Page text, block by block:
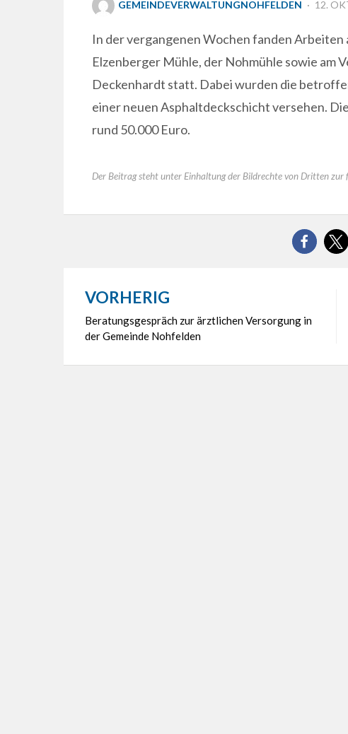
GEMEINDEVERWALTUNGNOHFELDEN 12.
In der vergangenen Wochen fanden Arbeiten
Elzenberger Mühle, der Nohmühle sowie am
Deckenhardt statt. Dabei wurden die
einer neuen Asphaltdeckschicht versehen.
rund 50.000 Euro.
Der Beitrag steht unter Einhaltung der Bildrechte von Dritten zur
Beitragsnavigation
VORHERIG
Beratungsgespräch zur ärztlichen Versorgung in
der Gemeinde Nohfelden